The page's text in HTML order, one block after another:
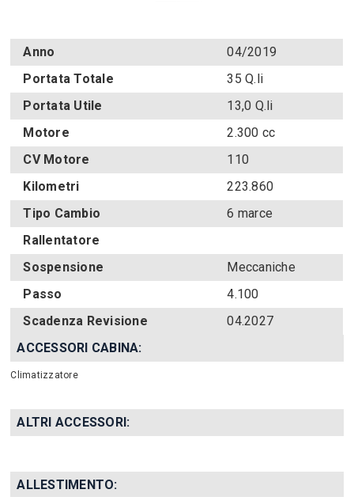
Anno
04/2019
Portata Totale
35 Q.li
Portata Utile
13,0 Q.li
Motore
2.300 cc
CV Motore
110
Kilometri
223.860
Tipo Cambio
6 marce
Rallentatore
Sospensione
Meccaniche
Passo
4.100
Scadenza Revisione
04.2027
ACCESSORI CABINA:
Climatizzatore
ALTRI ACCESSORI:
ALLESTIMENTO: